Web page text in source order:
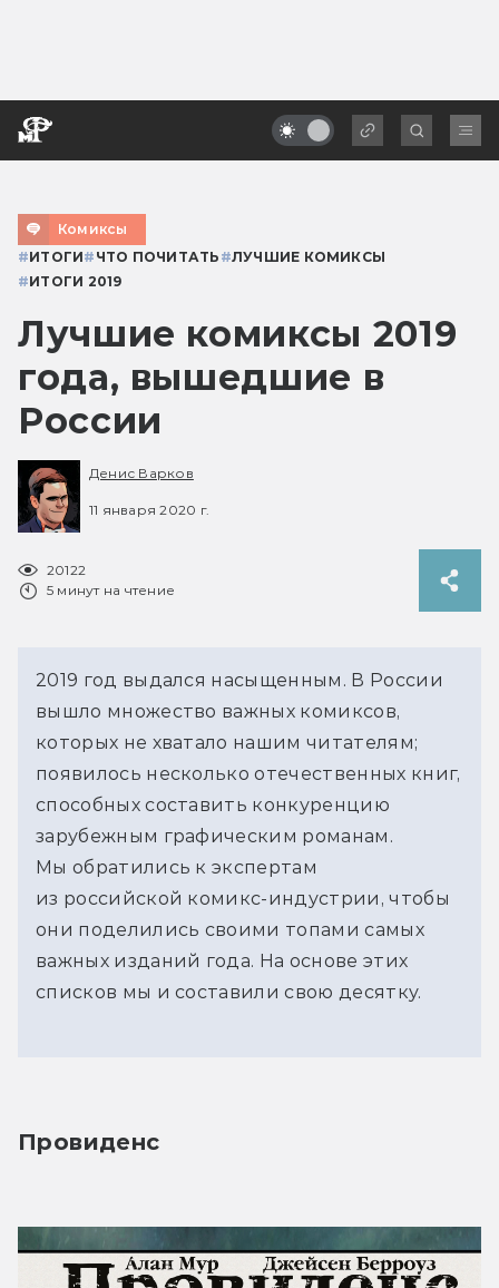
Комиксы
#ИТОГИ# ЧТО ПОЧИТАТЬ #ЛУЧШИЕ КОМИКСЫ
#ИТОГИ 2019
Лучшие комиксы 2019
года, вышедшие в
России
Денис Варков
11 января 2020 г.
20122
5 минут на чтение
2019 год выдался насыщенным. В России
вышло множество важных комиксов,
которых не хватало нашим читателям;
появилось несколько отечественных книг,
способных составить конкуренцию
зарубежным графическим романам.
Мы обратились к экспертам
из российской комикс-индустрии, чтобы
они поделились своими топами самых
важных изданий года. На основе этих
списков мы и составили свою десятку.
Провиденс